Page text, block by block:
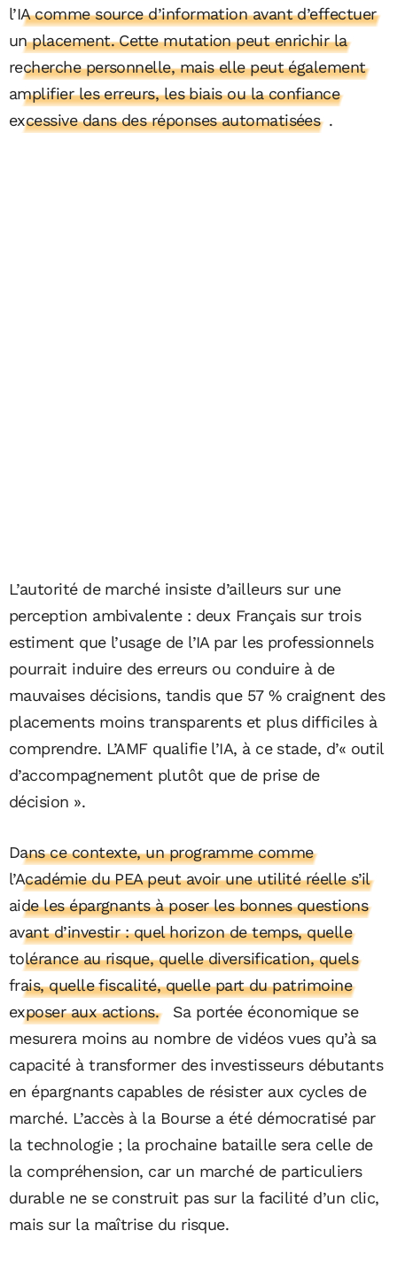
l’IA comme source d’information avant d’effectuer
un placement. Cette mutation peut enrichir la
recherche personnelle, mais elle peut également
amplifier les erreurs, les biais ou la confiance
excessive dans des réponses automatisées .
L’autorité de marché insiste d’ailleurs sur une
perception ambivalente : deux Français sur trois
estiment que l’usage de l’IA par les professionnels
pourrait induire des erreurs ou conduire à de
mauvaises décisions, tandis que 57 % craignent des
placements moins transparents et plus difficiles à
comprendre. L’AMF qualifie l’IA, à ce stade, d’« outil
d’accompagnement plutôt que de prise de
décision ».
Dans ce contexte, un programme comme
l’Académie du PEA peut avoir une utilité réelle s’il
aide les épargnants à poser les bonnes questions
avant d’investir : quel horizon de temps, quelle
tolérance au risque, quelle diversification, quels
frais, quelle fiscalité, quelle part du patrimoine
exposer aux actions.
Sa portée économique se
mesurera moins au nombre de vidéos vues qu’à sa
capacité à transformer des investisseurs débutants
en épargnants capables de résister aux cycles de
marché. L’accès à la Bourse a été démocratisé par
la technologie ; la prochaine bataille sera celle de
la compréhension, car un marché de particuliers
durable ne se construit pas sur la facilité d’un clic,
mais sur la maîtrise du risque.